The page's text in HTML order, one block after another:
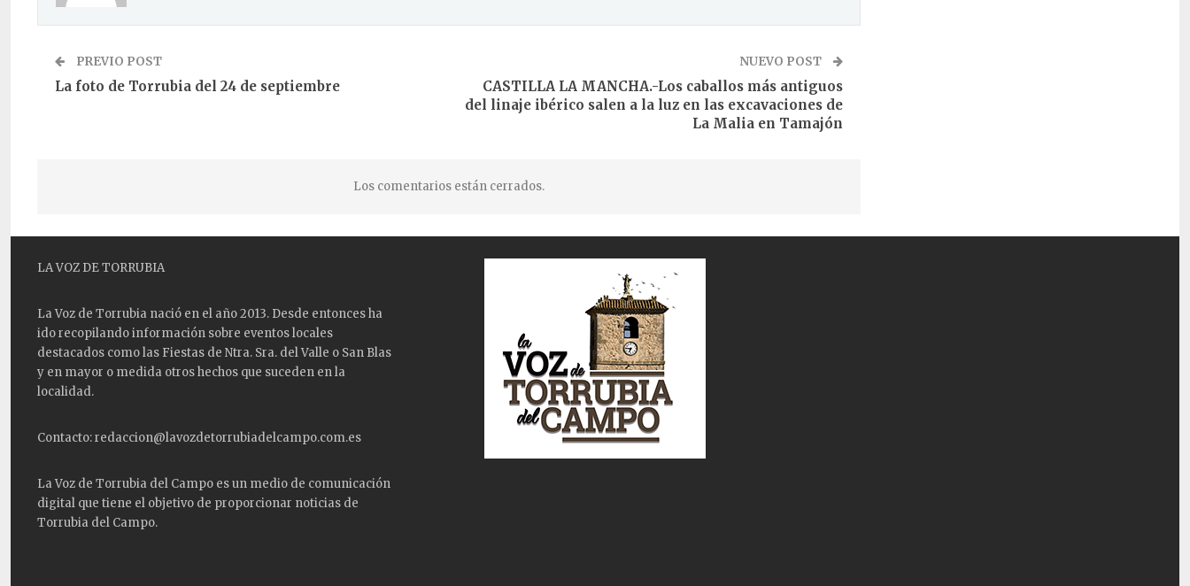
PREVIO POST
La foto de Torrubia del 24 de septiembre
NUEVO POST
CASTILLA LA MANCHA.-Los caballos más antiguos
del linaje ibérico salen a la luz en las excavaciones de
La Malia en Tamajón
Los comentarios están cerrados.
LA VOZ DE TORRUBIA
La Voz de Torrubia nació en el año 2013. Desde entonces ha
ido recopilando información sobre eventos locales
destacados como las Fiestas de Ntra. Sra. del Valle o San Blas
y en mayor o medida otros hechos que suceden en la
localidad.
Contacto: redaccion@lavozdetorrubiadelcampo.com.es
La Voz de Torrubia del Campo es un medio de comunicación
digital que tiene el objetivo de proporcionar noticias de
Torrubia del Campo.